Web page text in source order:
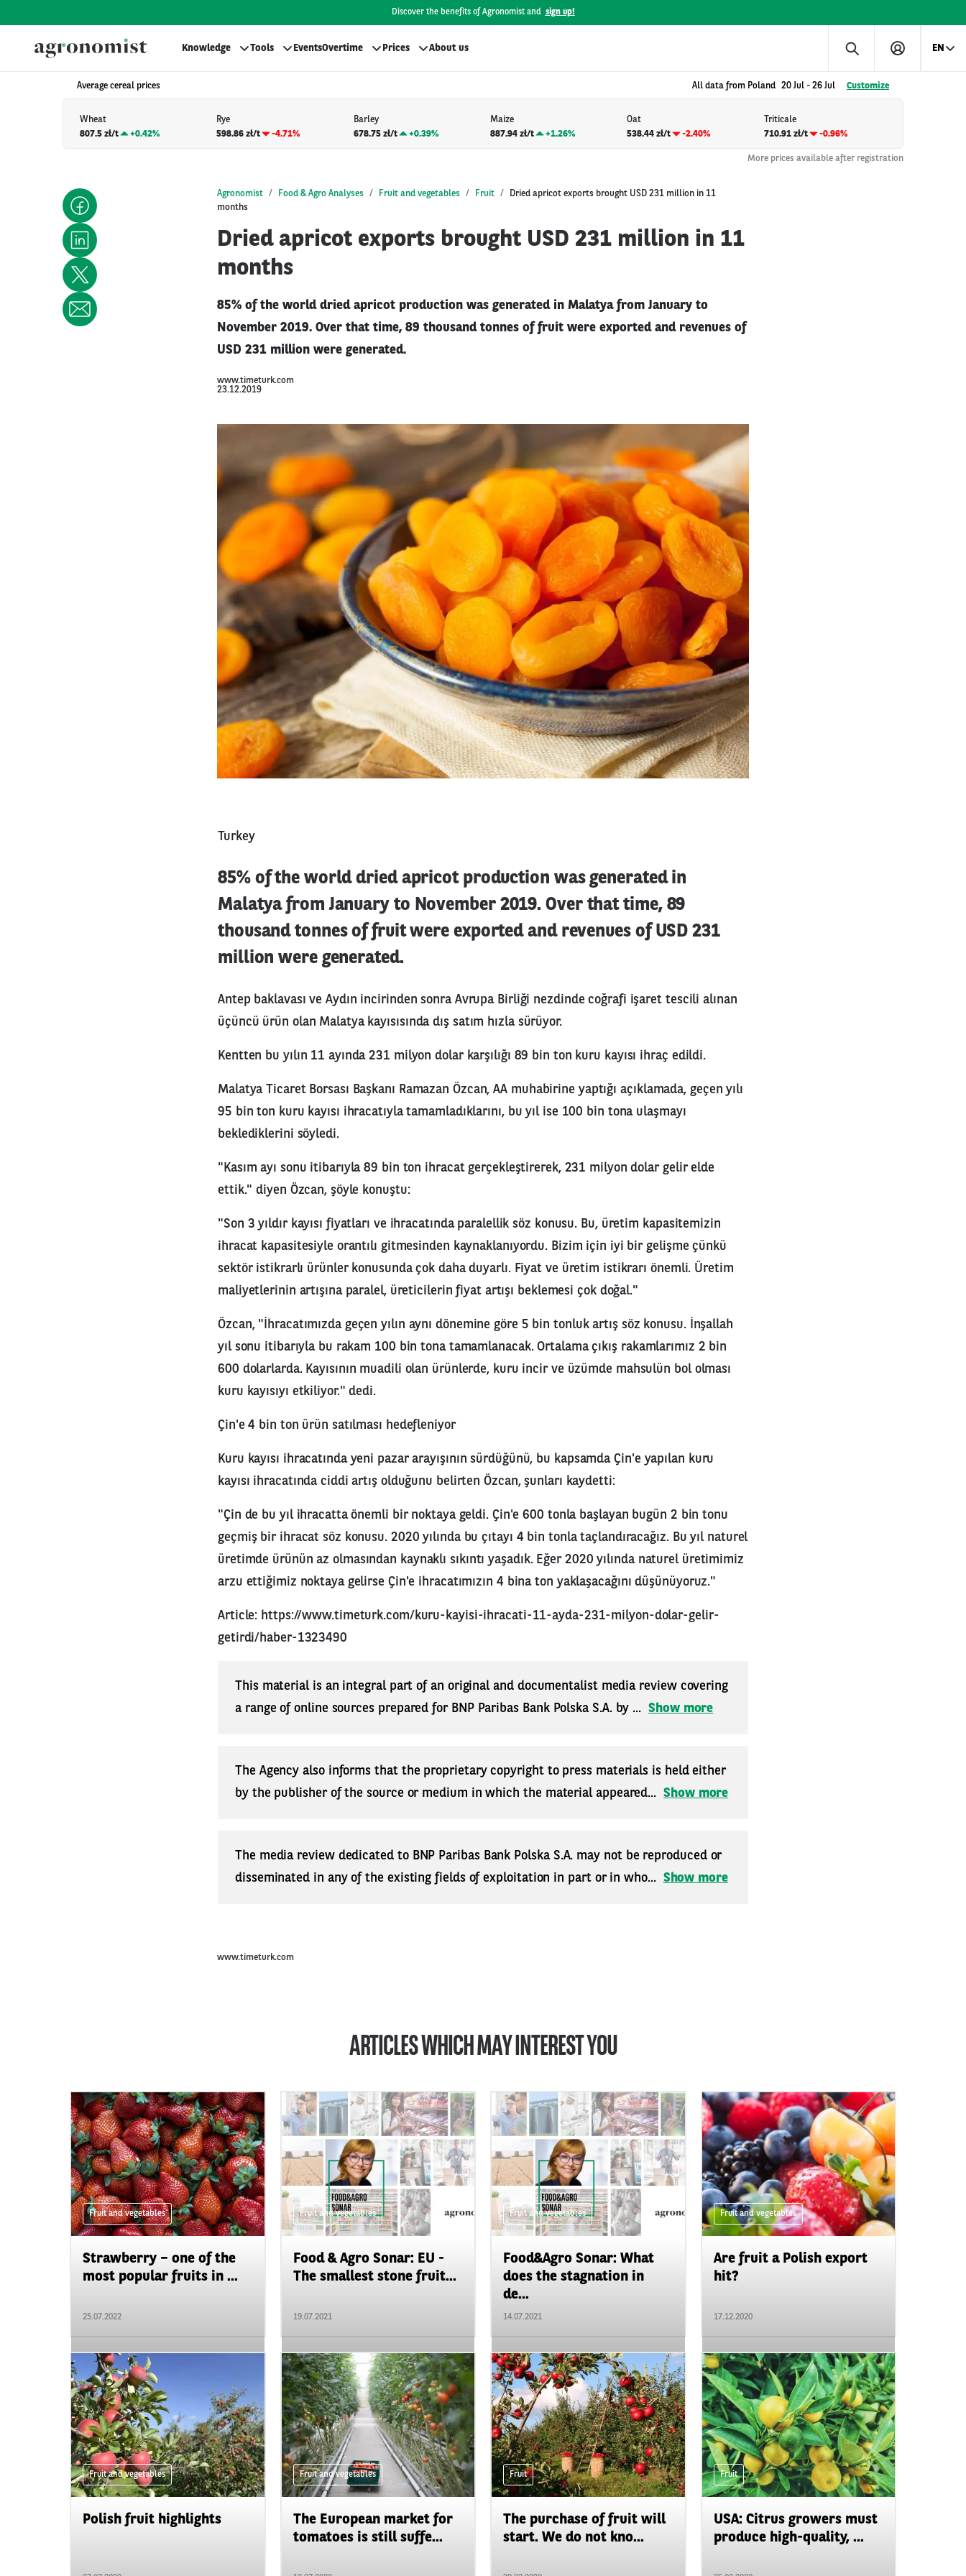
Discover the benefits of Agronomist and sign up!
Knowledge Tools EventsOvertime Prices About us EN
Average cereal prices All data from Poland 20 Jul - 26 Jul Customize
Wheat
807.5 zł/t
+0.42%
Rye
598.86 zł/t
-4.71%
Barley
678.75 zł/t
+0.39%
Maize
887.94 zł/t
+1.26%
Oat
538.44 zł/t
-2.40%
Triticale
710.91 zł/t
-0.96%
More prices available after registration
Agronomist Food & Agro Analyses Fruit and vegetables Fruit
Dried apricot exports brought USD 231 million in 11
months
Dried apricot exports brought USD 231 million in 11
months
85% of the world dried apricot production was generated in Malatya from January to
November 2019. Over that time, 89 thousand tonnes of fruit were exported and revenues of
USD 231 million were generated.
www.timeturk.com
23.12.2019
Turkey
85% of the world dried apricot production was generated in
Malatya from January to November 2019. Over that time, 89
thousand tonnes of fruit were exported and revenues of USD 231
million were generated.
Antep baklavası ve Aydın incirinden sonra Avrupa Birliği nezdinde coğrafi işaret tescili alınan
üçüncü ürün olan Malatya kayısısında dış satım hızla sürüyor.
Kentten bu yılın 11 ayında 231 milyon dolar karşılığı 89 bin ton kuru kayısı ihraç edildi.
Malatya Ticaret Borsası Başkanı Ramazan Özcan, AA muhabirine yaptığı açıklamada, geçen yılı
95 bin ton kuru kayısı ihracatıyla tamamladıklarını, bu yıl ise 100 bin tona ulaşmayı
beklediklerini söyledi.
"Kasım ayı sonu itibarıyla 89 bin ton ihracat gerçekleştirerek, 231 milyon dolar gelir elde
ettik." diyen Özcan, şöyle konuştu:
"Son 3 yıldır kayısı fiyatları ve ihracatında paralellik söz konusu. Bu, üretim kapasitemizin
ihracat kapasitesiyle orantılı gitmesinden kaynaklanıyordu. Bizim için iyi bir gelişme çünkü
sektör istikrarlı ürünler konusunda çok daha duyarlı. Fiyat ve üretim istikrarı önemli. Üretim
maliyetlerinin artışına paralel, üreticilerin fiyat artışı beklemesi çok doğal."
Özcan, "İhracatımızda geçen yılın aynı dönemine göre 5 bin tonluk artış söz konusu. İnşallah
yıl sonu itibarıyla bu rakam 100 bin tona tamamlanacak. Ortalama çıkış rakamlarımız 2 bin
600 dolarlarda. Kayısının muadili olan ürünlerde, kuru incir ve üzümde mahsulün bol olması
kuru kayısıyı etkiliyor." dedi.
Çin'e 4 bin ton ürün satılması hedefleniyor
Kuru kayısı ihracatında yeni pazar arayışının sürdüğünü, bu kapsamda Çin'e yapılan kuru
kayısı ihracatında ciddi artış olduğunu belirten Özcan, şunları kaydetti:
"Çin de bu yıl ihracatta önemli bir noktaya geldi. Çin'e 600 tonla başlayan bugün 2 bin tonu
geçmiş bir ihracat söz konusu. 2020 yılında bu çıtayı 4 bin tonla taçlandıracağız. Bu yıl naturel
üretimde ürünün az olmasından kaynaklı sıkıntı yaşadık. Eğer 2020 yılında naturel üretimimiz
arzu ettiğimiz noktaya gelirse Çin'e ihracatımızın 4 bina ton yaklaşacağını düşünüyoruz."
Article: https://www.timeturk.com/kuru-kayisi-ihracati-11-ayda-231-milyon-dolar-gelir-
getirdi/haber-1323490
This material is an integral part of an original and documentalist media review covering
a range of online sources prepared for BNP Paribas Bank Polska S.A. by ... Show more
The Agency also informs that the proprietary copyright to press materials is held either
by the publisher of the source or medium in which the material appeared... Show more
The media review dedicated to BNP Paribas Bank Polska S.A. may not be reproduced or
disseminated in any of the existing fields of exploitation in part or in who... Show more
www.timeturk.com
ARTICLES WHICH MAY INTEREST YOU
Fruit and vegetables
Strawberry – one of the
most popular fruits in ...
25.07.2022
Fruit and vegetables
Food & Agro Sonar: EU -
The smallest stone fruit...
19.07.2021
Fruit and vegetables
Food&Agro Sonar: What
does the stagnation in
de...
14.07.2021
Fruit and vegetables
Are fruit a Polish export
hit?
17.12.2020
Fruit and vegetables
Polish fruit highlights
Fruit and vegetables
The European market for
tomatoes is still suffe...
Fruit
The purchase of fruit will
start. We do not kno...
Fruit
USA: Citrus growers must
produce high-quality, ...